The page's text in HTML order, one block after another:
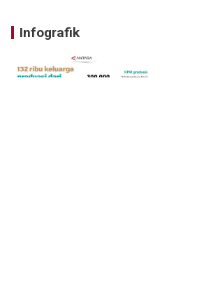
Infografik